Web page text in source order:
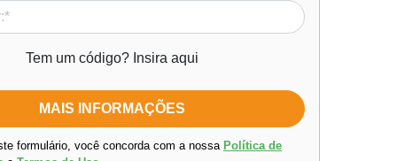
Tem um código? Insira aqui
formulário, você concorda com a nossa Política de